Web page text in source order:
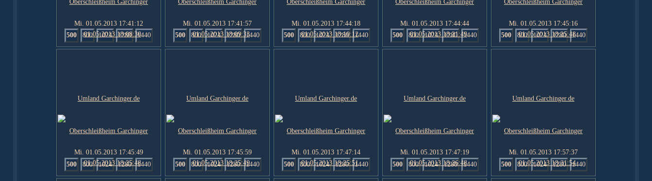
Mi. 01.05.2013 17:41:12
500
800 1024 1280 1440
Mi. 01.05.2013 17:41:57
500
800 1024 1280 1440
Mi. 01.05.2013 17:44:18
500
800 1024 1280 1440
Mi. 01.05.2013 17:44:44
500
800 1024 1280 1440
Mi. 01.05.2013 17:45:16
500
800 1024 1280 1440
Mi. 01.05.2013 17:45:49
500
800 1024 1280 1440
Mi. 01.05.2013 17:45:59
500
800 1024 1280 1440
Mi. 01.05.2013 17:47:14
500
800 1024 1280 1440
Mi. 01.05.2013 17:47:19
500
800 1024 1280 1440
Mi. 01.05.2013 17:57:37
500
800 1024 1280 1440